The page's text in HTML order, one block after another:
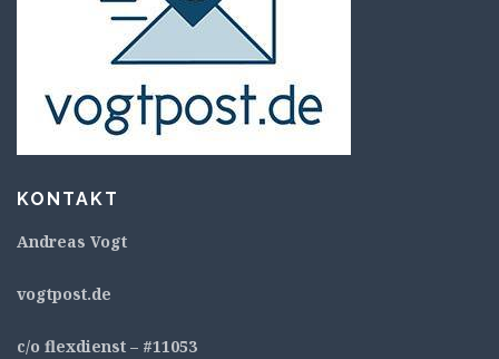
KONTAKT
Andreas Vogt
vogtpost.de
c/o flexdienst – #11053